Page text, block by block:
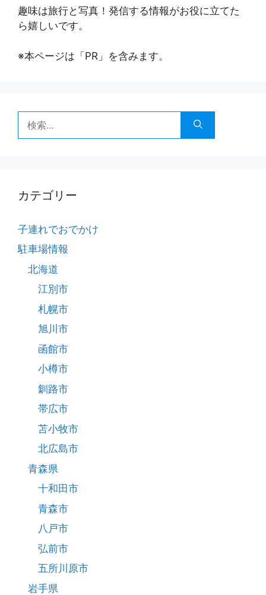
趣味は旅行と写真！発信する情報がお役に立てた
ら嬉しいです。
※本ページは「PR」を含みます。
索:
カテゴリー
子連れでおでかけ
駐車場情報
北海道
江別市
札幌市
旭川市
函館市
小樽市
釧路市
帯広市
苫小牧市
北広島市
青森県
十和田市
青森市
八戸市
弘前市
五所川原市
岩手県